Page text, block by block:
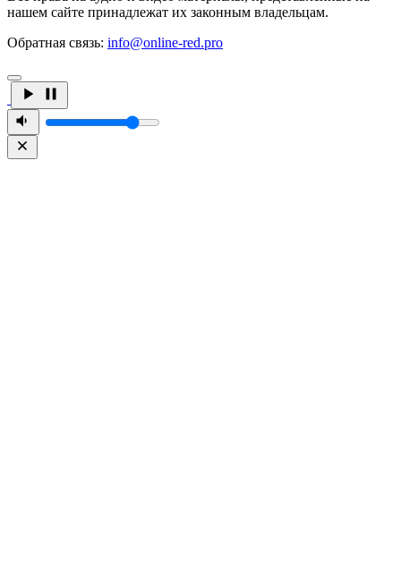
нашем сайте принадлежат их законным владельцам.
Обратная связь: info@online-red.pro